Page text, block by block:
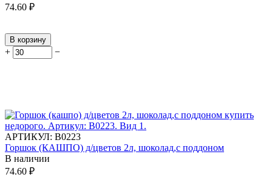
74.60 ₽
В корзину
+ −
АРТИКУЛ: В0223
Горшок (КАШПО) д/цветов 2л, шоколад,с поддоном
В наличии
74.60 ₽